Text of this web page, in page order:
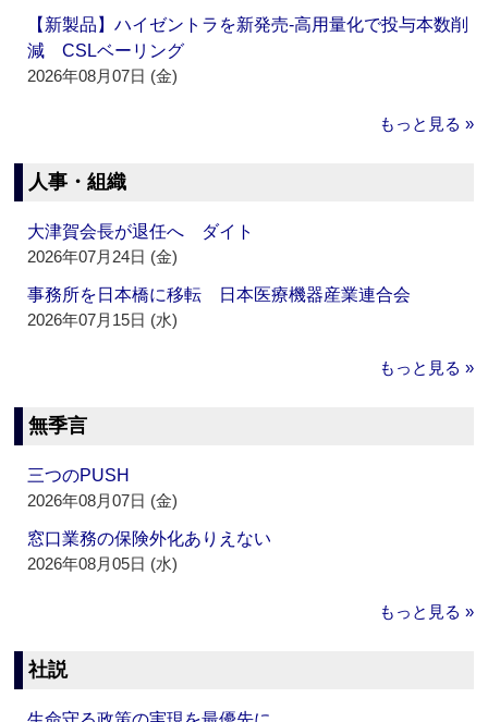
【新製品】ハイゼントラを新発売‐高用量化で投与本数削
減 CSLベーリング
2026年08月07日 (金)
もっと見る »
人事・組織
大津賀会長が退任へ ダイト
2026年07月24日 (金)
事務所を日本橋に移転 日本医療機器産業連合会
2026年07月15日 (水)
もっと見る »
無季言
三つのPUSH
2026年08月07日 (金)
窓口業務の保険外化ありえない
2026年08月05日 (水)
もっと見る »
社説